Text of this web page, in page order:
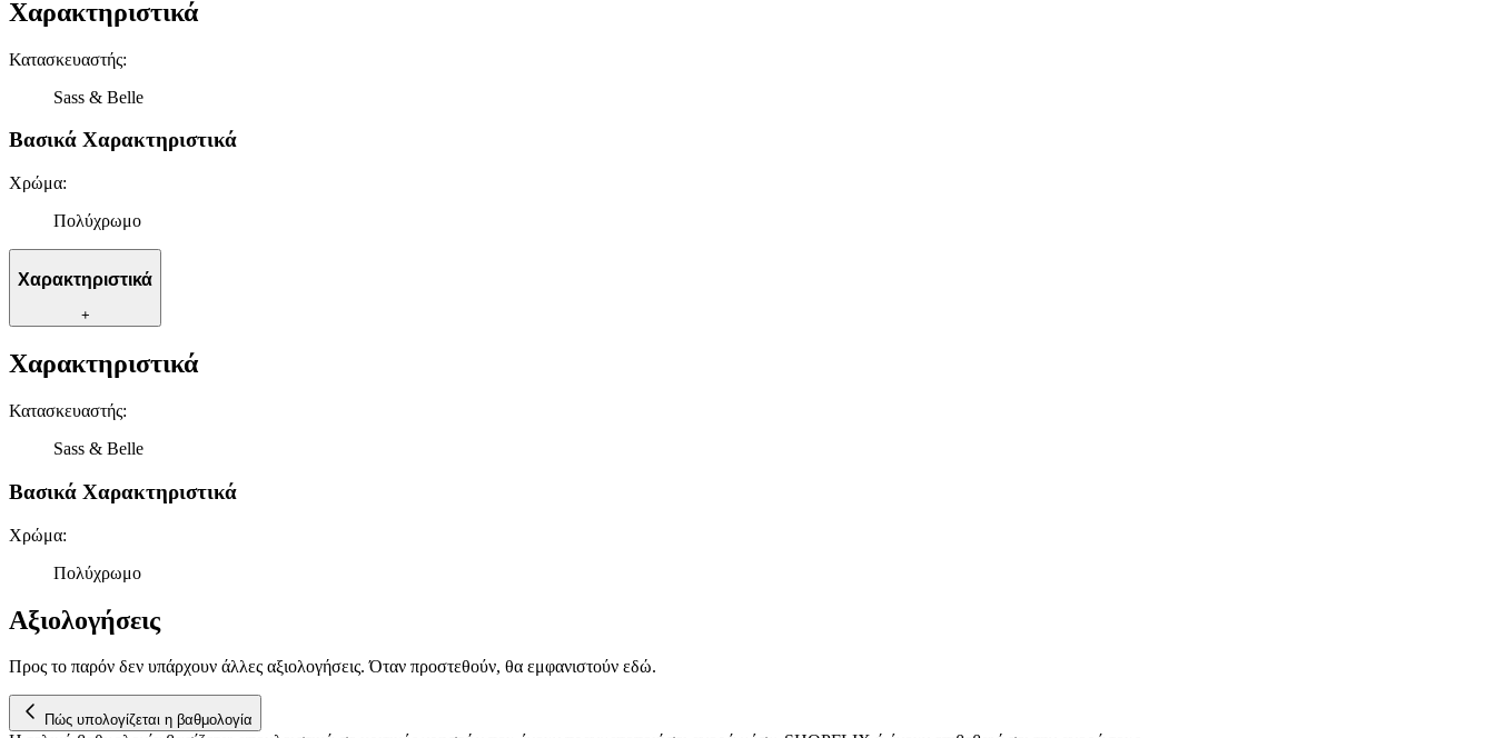
Χαρακτηριστικά
Κατασκευαστής:
Sass & Belle
Βασικά Χαρακτηριστικά
Χρώμα:
Πολύχρωμο
Χαρακτηριστικά
+
Χαρακτηριστικά
Κατασκευαστής:
Sass & Belle
Βασικά Χαρακτηριστικά
Χρώμα:
Πολύχρωμο
Αξιολογήσεις
Προς το παρόν δεν υπάρχουν άλλες αξιολογήσεις. Όταν προστεθούν, θα εμφανιστούν εδώ.
Πώς υπολογίζεται η βαθμολογία